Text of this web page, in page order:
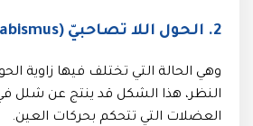
2. الحول اللا تصاحبيّ (Incomitant strabismus)
وهي الحالة التي تختلف فيها زاوية
النظر، هذا الشكل قد ينتج عن شلل
العضلات التي تتحكم بحركات العين.